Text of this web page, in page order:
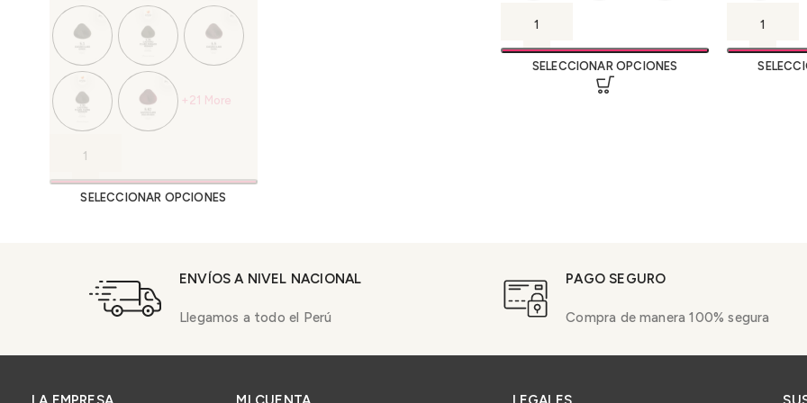
+21 More
SELECCIONAR OPCIONES
SELECCIONAR OPCIONES
ENVÍOS A NIVEL NACIONAL
Llegamos a todo el Perú
PAGO SEGURO
Compra de manera 100% segura